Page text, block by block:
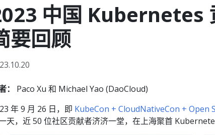
中国 Kubernetes
要回顾
：
Paco Xu 和 Michael Yao (DaoCloud)
年 9 月 26 日，即 KubeCon + CloudNativeCon + Open
天，近 50 位社区贡献者济济一堂，在上海聚首